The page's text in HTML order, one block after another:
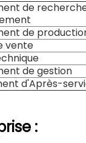
de
de
vente
de gestion
d'Après-
: